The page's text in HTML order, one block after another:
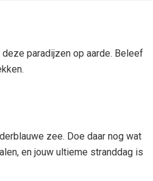
paradijzen op aarde. Beleef
zee. Doe daar nog wat
en jouw ultieme stranddag is